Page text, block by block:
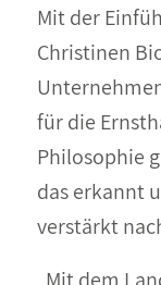
Mit der
Christinen
für die
Philosophie
das erkannt
verstärkt